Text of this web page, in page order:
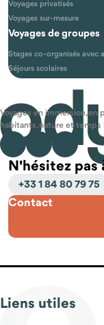
Voyages privatisés
Voyages sur-mesure
Voyages de groupes
Stages co-organisés avec
Séjours scolaires
Voyages en immersion,
habitants, nature et temps
N'hésitez
+33 1 84 80 79 75
Contact
Liens utiles